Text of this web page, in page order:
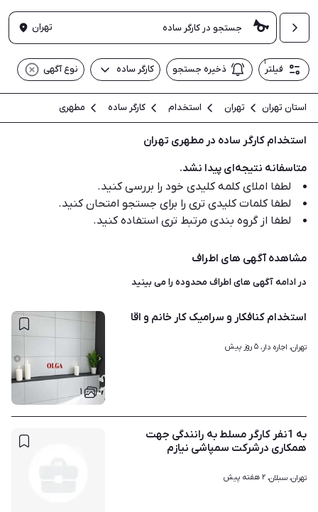
تهران
۱
فیلتر ذخیره جستجو کارگر ساده نوع آگهی
استان تهران تهران استخدام کارگر ساده مطهری
استخدام کارگر ساده در مطهری تهران
متاسفانه نتیجه‌ای پیدا نشد.
لطفا املای کلمه کلیدی خود را بررسی کنید.
لطفا کلمات کلیدی تری را برای جستجو امتحان کنید.
لطفا از گروه بندی مرتبط تری استفاده کنید.
مشاهده آگهی های اطراف
در ادامه آگهی هایاطراف محدودهرا می بینید
۱
استخدام کنافکار و سرامیک کار خانم و اقا
تهران، اجاره دار، ۵ روز پیش
به 1نفر کارگر مسلط به رانندگی جهت
همکاری درشرکت سمپاشی نیازم
تهران، سبلان، ۲ هفته پیش